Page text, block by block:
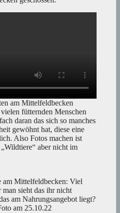
am Mittelfeldbecken
fütternden Menschen
daran das sich so manches
gewöhnt hat, diese eine
Also Fotos machen ist
aber nicht im
am Mittelfeldbecken: Viel
man sieht das ihr nicht
am Nahrungsangebot liegt?
am 25.10.22